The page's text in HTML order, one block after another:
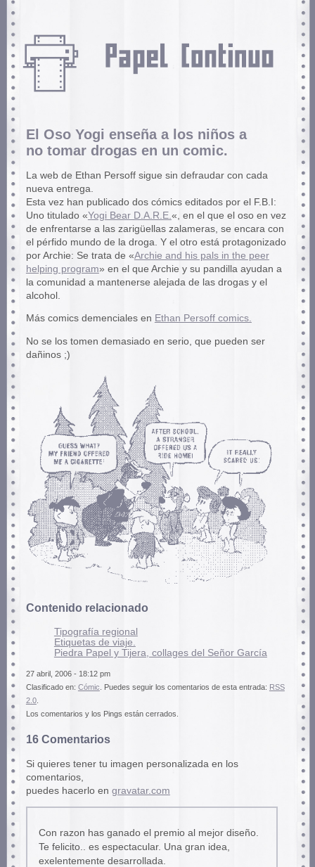
El Oso Yogi enseña a los niños a
no tomar drogas en un comic.
La web de Ethan Persoff sigue sin defraudar con cada
nueva entrega.
Esta vez han publicado dos cómics editados por el F.B.I:
Uno titulado «Yogi Bear D.A.R.E. «, en el que el oso en vez
de enfrentarse a las zarigüellas zalameras, se encara con
el pérfido mundo de la droga. Y el otro está protagonizado
por Archie: Se trata de «Archie and his pals in the peer
helping program» en el que Archie y su pandilla ayudan a
la comunidad a mantenerse alejada de las drogas y el
alcohol.
Más comics demenciales en Ethan Persoff comics.
No se los tomen demasiado en serio, que pueden ser
dañinos ;)
Contenido relacionado
Tipografía regional
Etiquetas de viaje.
Piedra Papel y Tijera, collages del Señor García
27 abril, 2006 - 18:12 pm
Clasificado en: Cómic . Puedes seguir los comentarios de esta entrada: RSS
2.0.
Los comentarios y los Pings están cerrados.
16 Comentarios
Si quieres tener tu imagen personalizada en los
comentarios,
puedes hacerlo en gravatar.com
Con razon has ganado el premio al mejor diseño.
Te felicito.. es espectacular. Una gran idea,
exelentemente desarrollada.